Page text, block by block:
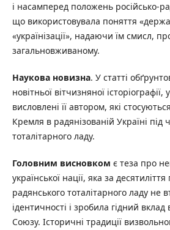
і насамперед положень російсько-
що використовувала поняття
«українізації», надаючи їм смисл,
загальновживаному.
Наукова новизна. У статті
новітньої вітчизняної історіографії,
висловлені її автором, які
Кремля в радянізованій Україні
тоталітарного ладу.
Головним висновком є теза про
української нації, яка за
радянського тоталітарного ладу не
ідентичності і зробила гідний
Союзу. Історичні традиції